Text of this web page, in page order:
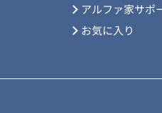
アルファ家サポ
お気に入り